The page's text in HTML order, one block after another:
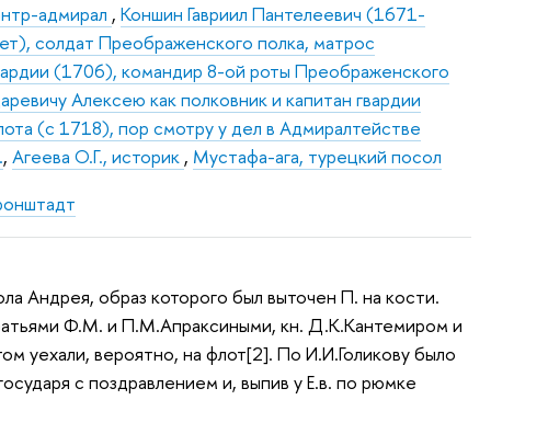
адмирал ,Коншин Гавриил Пантелеевич (1671-
солдат Преображенского полка, матрос
(1706), командир 8-ой роты Преображенского
Алексею как полковник и капитан гвардии
(с 1718), пор смотру у дел в Адмиралтействе
,Агеева О.Г., историк , Мустафа-ага, турецкий посол
Андрея, образ которого был выточен П. на кости.
Ф.М. и П.М.Апраксиными, кн. Д.К.Кантемиром и
уехали, вероятно, на флот[2]. По И.И.Голикову было
с поздравлением и, выпив у Е.в. по рюмке